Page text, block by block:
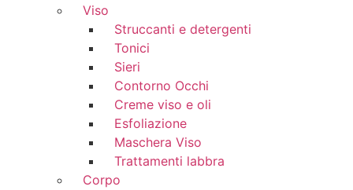
Viso
Struccanti e detergenti
Tonici
Sieri
Contorno Occhi
Creme viso e oli
Esfoliazione
Maschera Viso
Trattamenti labbra
Corpo